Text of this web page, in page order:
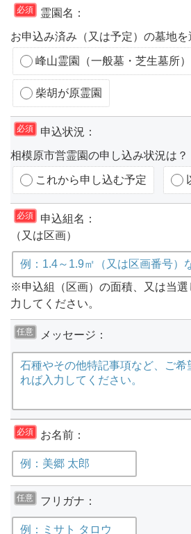
必須
霊園名：
お申込み済み（又は予定）の墓地を
峰山霊園（一般墓・芝生墓所）
柴胡が原霊園
必須
申込状況：
相模原市営霊園の申し込み状況は？
これから申し込む予定
必須
申込組名：
（又は区画）
※申込組（区画）の面積、又は当選
力してください。
任意 メッセージ：
必須 お名前：
任意 フリガナ：